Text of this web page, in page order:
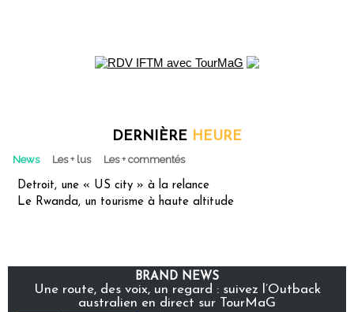
DERNIÈRE HEURE
News Les + lus Les + commentés
Detroit, une « US city » à la relance
Le Rwanda, un tourisme à haute altitude
BRAND NEWS
Une route, des voix, un regard : suivez l’Outback
australien en direct sur TourMaG